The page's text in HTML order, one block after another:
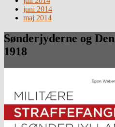
juni 2014
maj 2014
Sønderjyderne og
1918